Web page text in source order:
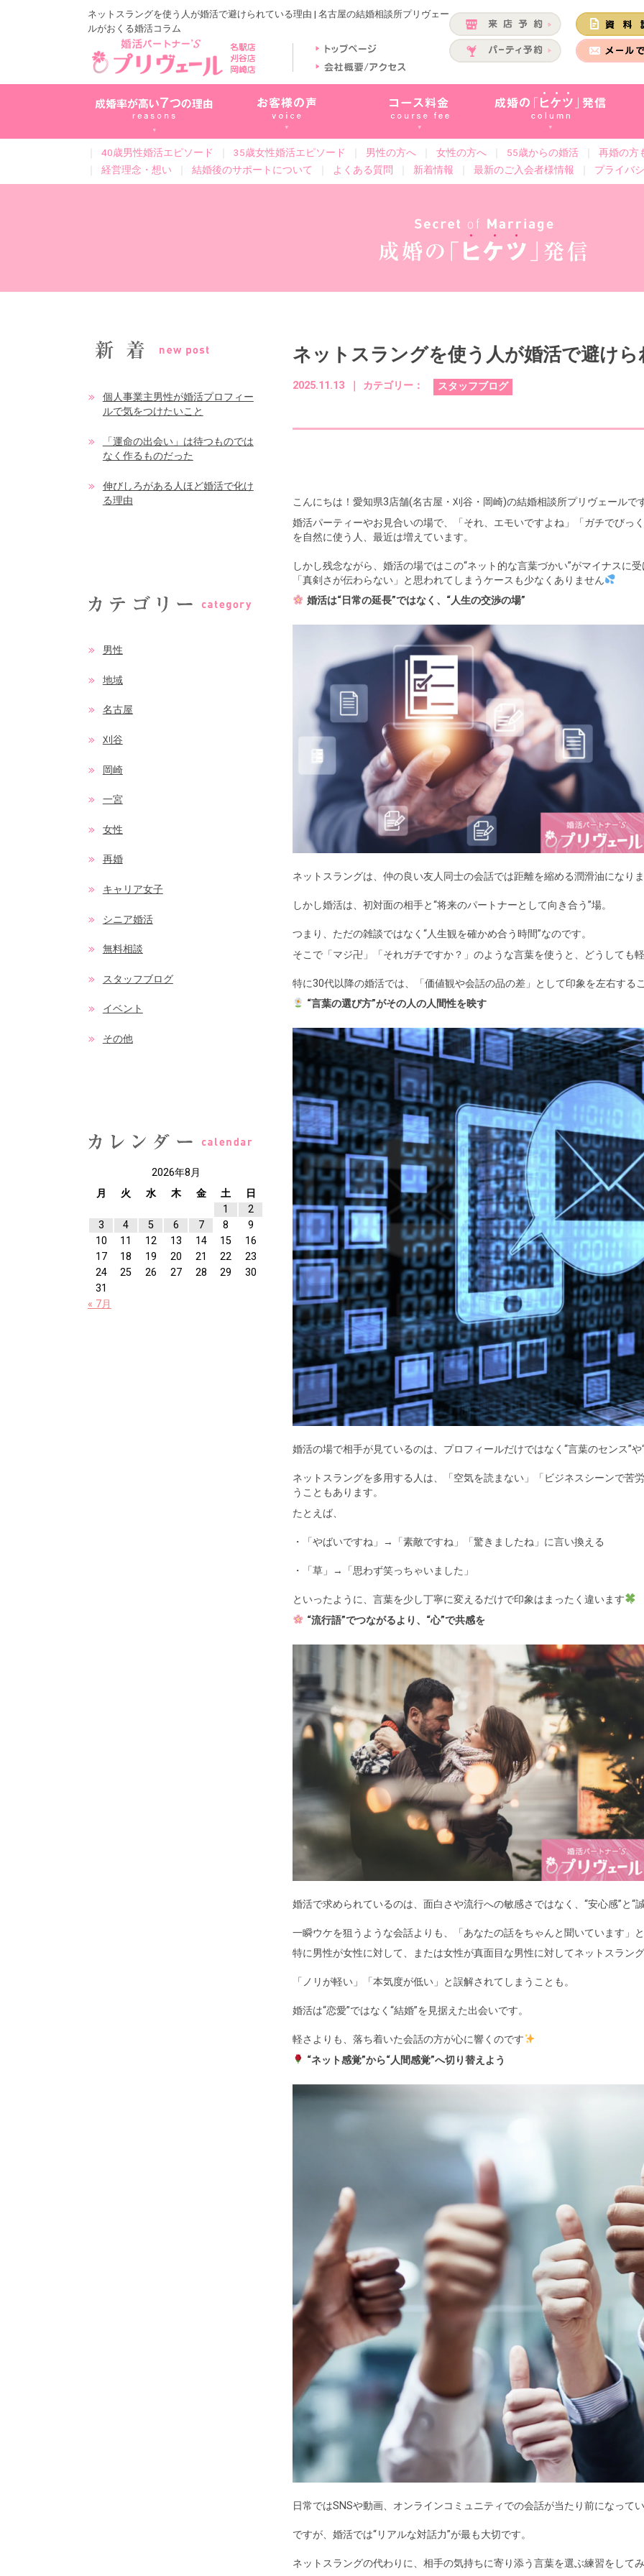
ネットスラングを使う人が婚活で避けられている理由 | 名古屋の結婚相談所プリヴェー
ルがおくる婚活コラム
40歳男性婚活エピソード 35歳女性婚活エピソード 男性の方へ 女性の方へ 55歳からの婚活 再婚の方
経営理念・想い 結婚後のサポートについて よくある質問 新着情報 最新のご入会者様情報 プライバ
ネットスラングを使う人が婚活で避け
2025.11.13 ｜ カテゴリー： スタッフブログ
こんにちは！愛知県3店舗(名古屋・刈谷・岡崎)の結婚相談所プリヴェールで
婚活パーティーやお見合いの場で、「それ、エモいですよね」「ガチでびっ
を自然に使う人、最近は増えています。
しかし残念ながら、婚活の場ではこの“ネット的な言葉づかい”がマイナスに
「真剣さが伝わらない」と思われてしまうケースも少なくありません
婚活は“日常の延長”ではなく、“人生の交渉の場”
ネットスラングは、仲の良い友人同士の会話では距離を縮める潤滑油になり
しかし婚活は、初対面の相手と“将来のパートナーとして向き合う”場。
つまり、ただの雑談ではなく“人生観を確かめ合う時間”なのです。
そこで「マジ卍」「それガチですか？」のような言葉を使うと、どうしても
特に30代以降の婚活では、「価値観や会話の品の差」として印象を左右する
“言葉の選び方”がその人の人間性を映す
婚活の場で相手が見ているのは、プロフィールだけではなく“言葉のセンス”や
ネットスラングを多用する人は、「空気を読まない」「ビジネスシーンで苦
うこともあります。
たとえば、
・「やばいですね」→「素敵ですね」「驚きましたね」に言い換える
・「草」→「思わず笑っちゃいました」
といったように、言葉を少し丁寧に変えるだけで印象はまったく違います
“流行語”でつながるより、“心”で共感を
婚活で求められているのは、面白さや流行への敏感さではなく、“安心感”と“
一瞬ウケを狙うような会話よりも、「あなたの話をちゃんと聞いています」
特に男性が女性に対して、または女性が真面目な男性に対してネットスラン
「ノリが軽い」「本気度が低い」と誤解されてしまうことも。
婚活は“恋愛”ではなく“結婚”を見据えた出会いです。
軽さよりも、落ち着いた会話の方が心に響くのです
“ネット感覚”から“人間感覚”へ切り替えよう
日常ではSNSや動画、オンラインコミュニティでの会話が当たり前になって
ですが、婚活では“リアルな対話力”が最も大切です。
ネットスラングの代わりに、相手の気持ちに寄り添う言葉を選ぶ練習をして
個人事業主男性が婚活プロフィー
ルで気をつけたいこと
「運命の出会い」は待つものでは
なく作るものだった
伸びしろがある人ほど婚活で化け
る理由
男性
地域
名古屋
刈谷
岡崎
一宮
女性
再婚
キャリア女子
シニア婚活
無料相談
スタッフブログ
イベント
その他
2026年8月
月
火 水 木 金 土
日
1
2
3
4 5 6 7 8
9
10
11 12 13 14 15
16
17
18 19 20 21 22
23
24
25 26 27 28 29
30
31
« 7月